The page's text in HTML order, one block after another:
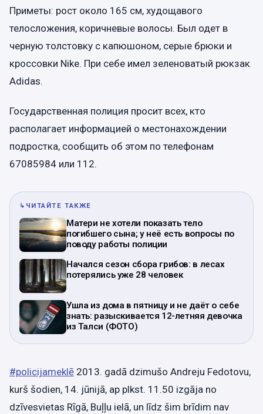
Приметы: рост около 165 см, худощавого
телосложения, коричневые волосы. Был одет в
черную толстовку с капюшоном, серые брюки и
кроссовки Nike. При себе имел зеленоватый рюкзак
Adidas.
Государственная полиция просит всех, кто
располагает информацией о местонахождении
подростка, сообщить об этом по телефонам
67085984 или 112.
↳ ЧИТАЙТЕ ТАКЖЕ
Матери не хотели показать тело
погибшего сына; у неё есть вопросы по
поводу работы полиции
Начался сезон сбора грибов: в лесах
потерялись уже 28 человек
Ушла из дома в пятницу и не даёт о себе
знать: разыскивается 12-летняя девочка
из Талси (ФОТО)
#policijameklē 2013. gadā dzimušo Andreju Fedotovu,
kurš šodien, 14. jūnijā, ap plkst. 11.50 izgāja no
dzīvesvietas Rīgā, Buļļu ielā, un līdz šim brīdim nav